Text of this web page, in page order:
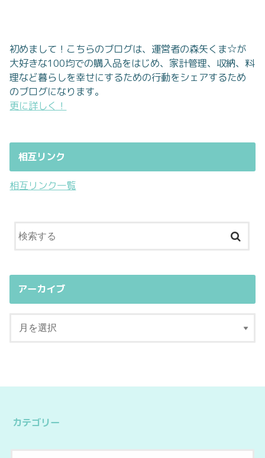
初めまして！こちらのブログは、運営者の森矢くま☆が
大好きな100均での購入品をはじめ、家計管理、収納、料
理など暮らしを幸せにするための行動をシェアするため
のブログになります。
更に詳しく！
相互リンク
相互リンク一覧
アーカイブ
カテゴリー